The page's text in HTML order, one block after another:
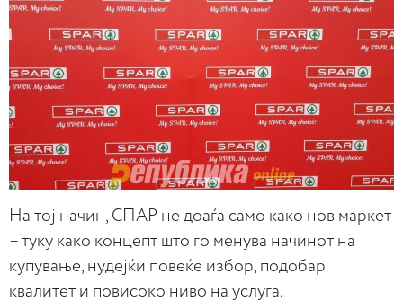
На тој начин, СПАР не доаѓа само како нов маркет
– туку како концепт што го менува начинот на
купување, нудејќи повеќе избор, подобар
квалитет и повисоко ниво на услуга.